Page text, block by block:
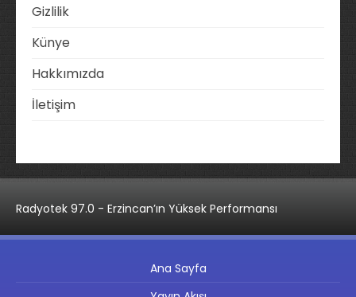
Gizlilik
Künye
Hakkımızda
İletişim
Radyotek 97.0 - Erzincan’ın Yüksek Performansı
Ana Sayfa